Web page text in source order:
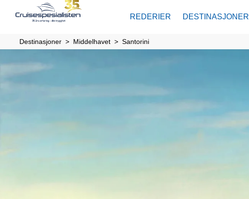
REDERIER DESTINASJONER
Destinasjoner Middelhavet Santorini